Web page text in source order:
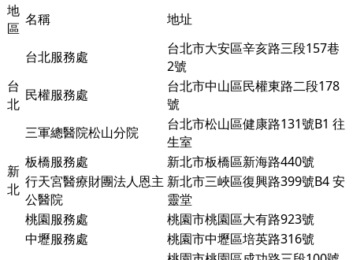
地
區
名稱 地址
台
北
台北服務處
台北市大安區辛亥路三段157巷
2號
民權服務處
台北市中山區民權東路二段178
號
三軍總醫院松山分院
台北市松山區健康路131號B1 往
生室
新
北
板橋服務處
新北市板橋區新海路440號
行天宮醫療財團法人恩主
公醫院
新北市三峽區復興路399號B4 安
靈堂
桃園服務處
桃園市桃園區大有路923號
中壢服務處
桃園市中壢區培英路316號